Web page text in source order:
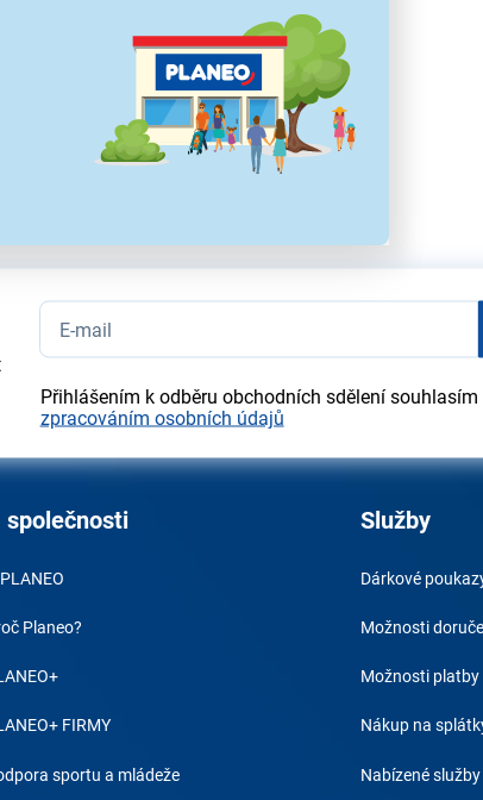
času změnit bez předchozího upozornění.
Přihlášením k odběru obchodních sdělení souhlasím
zpracováním osobních údajů
společnosti
Planeo?
FIRMY
sportu a mládeže
Služby
Dárkové
Možnosti
Možnosti platby
Nákup na
Nabízené služby